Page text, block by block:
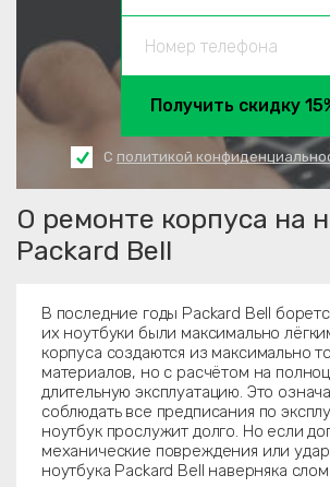
Получить скидку
С политикой
О ремонте корпуса на
Packard Bell
В последние годы Packard Bell
их ноутбуки были максимально
корпуса создаются из максимально
материалов, но с расчётом на
длительную эксплуатацию. Это
соблюдать все предписания по
ноутбук прослужит долго. Но если
механические повреждения или
ноутбука Packard Bell наверняка